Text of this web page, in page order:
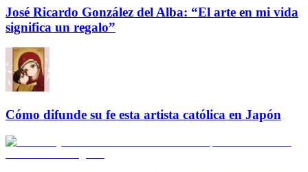
José Ricardo González del Alba: “El arte en mi vida
significa un regalo”
Cómo difunde su fe esta artista católica en Japón